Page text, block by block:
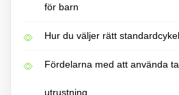
för barn
Hur du väljer rätt
Fördelarna med att använda
utrustning